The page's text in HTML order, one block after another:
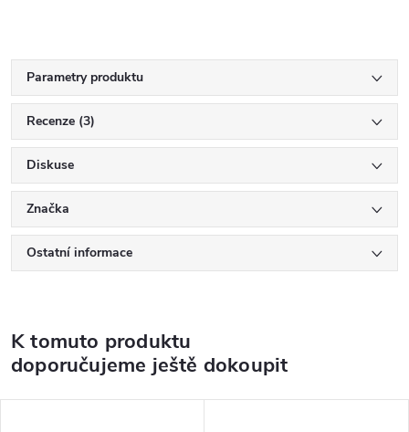
Parametry produktu
Recenze (3)
Diskuse
Značka
Ostatní informace
K tomuto produktu
doporučujeme ještě dokoupit